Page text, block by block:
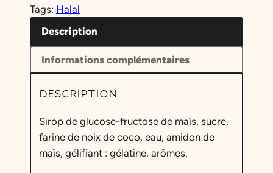
t
é
d
e
G
u
m
a
u
Tags: Halal
Description
Informations complémentaires
DESCRIPTION
Sirop de glucose-fructose de maïs, sucre,
farine de noix de coco, eau, amidon de
maïs, gélifiant : gélatine, arômes.